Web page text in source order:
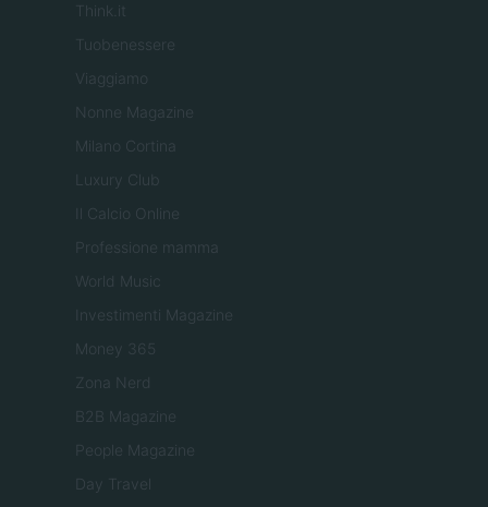
Think.it
Tuobenessere
Viaggiamo
Nonne Magazine
Milano Cortina
Luxury Club
Il Calcio Online
Professione mamma
World Music
Investimenti Magazine
Money 365
Zona Nerd
B2B Magazine
People Magazine
Day Travel